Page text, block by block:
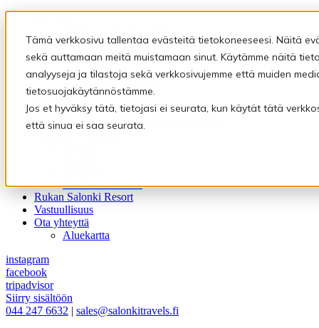
Tämä verkkosivu tallentaa evästeitä tietokoneeseesi. Näitä
sekä auttamaan meitä muistamaan sinut. Käytämme näitä
analyyseja ja tilastoja sekä verkkosivujemme että muiden
tietosuojakäytännöstämme.
Jos et hyväksy tätä, tietojasi ei seurata, kun käytät tätä
että sinua ei saa seurata.
Ravintolat
Ravintola Kultala
Rukan Kuksa
Eräravintola Kymppi
Saunat
Pyhäpiilon saunamaailma
Rukan Salonki Resort – Tähtisauna
Kokous- ja juhlatilat
Kokous huvilassa
Rukan Salonki Resort
Vastuullisuus
Ota yhteyttä
Aluekartta
instagram
facebook
tripadvisor
Siirry sisältöön
044 247 6632 | sales@salonkitravels.fi